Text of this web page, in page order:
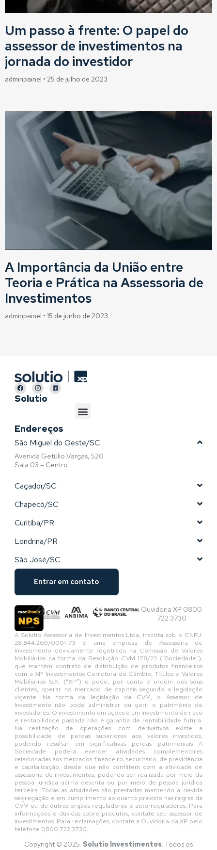
Um passo à frente: O papel do
assessor de investimentos na
jornada do investidor
adminpainel 25 de julho de 2023
A Importância da União entre
Teoria e Prática na Assessoria de
Investimentos
adminpainel 15 de junho de 2023
Solutio
Endereços
São Miguel do Oeste/SC
Avenida Getúlio Vargas, 520
Sala 03 – Centro
Caçador/SC
Chapecó/SC
Curitiba/PR
Londrina/PR
São José/SC
Entrar em contato
Ouvidoria XP 0800
722 3730
A Solutio Assessoria de Investimentos Ltda, inscrita sob o CNPJ:
28.844.269/0001-73 é uma empresa de Assessoria de
Investimento devidamente registrada na Comissão de Valores
Mobiliários na forma da Resolução CVM 178/23 (“Sociedade”),
que mantém contrato de distribuição de produtos financeiros
com a XP Investimentos Corretora de Câmbio, Títulos e Valores
Mobiliários S.A. (“XP”) e pode, por conta e ordem dos seus
clientes, operar no mercado de capitais segundo a legislação
vigente. Na forma da legislação da CVM, o Assessor de
Investimento não pode administrar ou gerir o patrimônio de
investidores. O investimento em ações é um investimento de risco
e rentabilidade passada não é garantia de rentabilidade futura.
Na realização de operações com derivativos existe a
possibilidade de perdas superiores aos valores investidos,
podendo resultar em significativas perdas patrimoniais A
Sociedade poderá exercer atividades complementares
relacionadas aos mercados financeiro, securitário, de previdência
e capitalização, desde que não conflitem com a atividade de
assessoria de investimentos, podendo ser realizada por meio da
pessoa jurídica acima descrita ou por meio de pessoa jurídica
terceira. Todas as atividades são prestadas mantendo a devida
segregação e em cumprimento ao quanto previsto nas regras da
CVM ou de outros órgãos reguladores e autorreguladores. Para
informações e dúvidas sobre produtos, contate seu assessor de
investimentos. Para reclamações, contate a Ouvidoria da XP pelo
telefone 0800 722 3730.
Copyright © 2025 Solutio Investimentos. Todos os